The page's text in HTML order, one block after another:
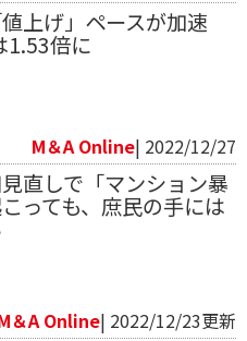
上げ」ペースが加速
1.53倍に
M＆A Online| 2022/12/27
直しで「マンション暴
っても、庶民の手には
＆A Online| 2022/12/23更新